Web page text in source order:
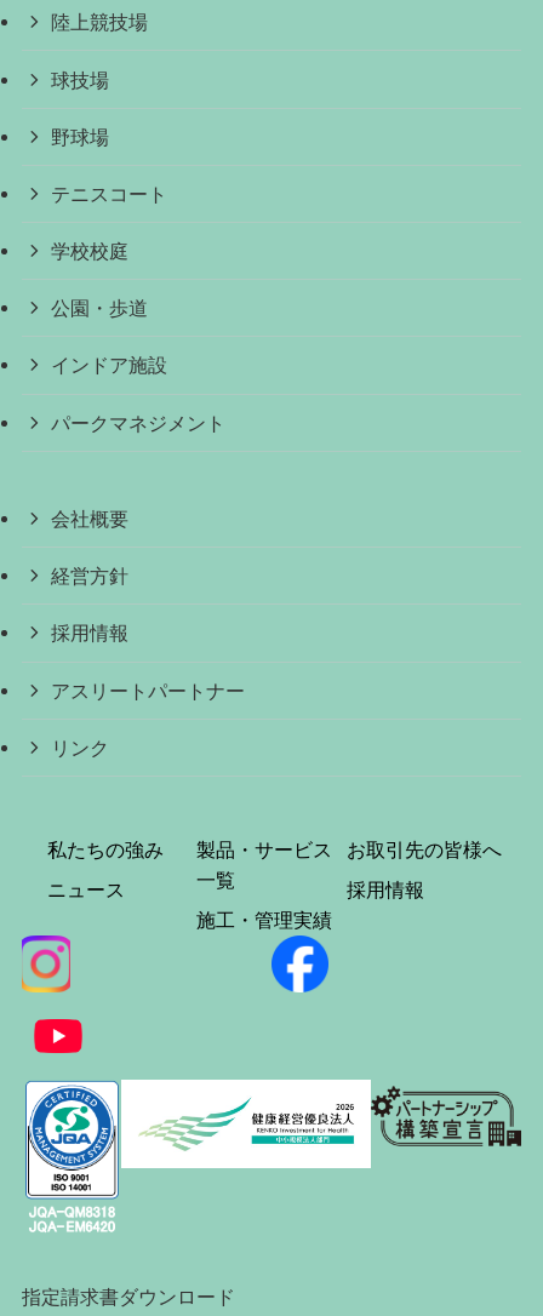
陸上競技場
球技場
野球場
テニスコート
学校校庭
公園・歩道
インドア施設
パークマネジメント
会社概要
経営方針
採用情報
アスリートパートナー
リンク
私たちの強み
ニュース
製品・サービス
一覧
施工・管理実績
お取引先の皆様へ
採用情報
指定請求書ダウンロード